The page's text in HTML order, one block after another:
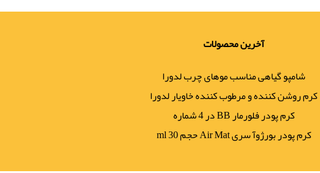
آخرین محصولات
شامپو گیاهی مناسب موهای چرب لدورا
کرم روشن کننده و مرطوب کننده خاویار لدورا
کرم پودر فلورمار BB در 4 شماره
کرم پودر بورژوآ سری Air Mat حجم 30 ml